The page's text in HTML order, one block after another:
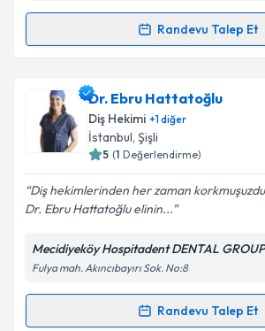
kapsamda işlenmesini kabul
Randevu Talep Et
Randevu Takvimi Talebi
Dt. Yeşim Makzumeiçin randevu
oluşturun. Size bu uzmandan randevu
takvim hazırlandığında e-posta ile
Kişisel verilerimin işlenmesine
Metni'ni okudum ve kişisel
kapsamda işlenmesini kabul
Dr. Ebru Hattatoğlu
Diş Hekimi +1diğer
İstanbul, Şişli
5 (1 Değerlendirme)
Diş hekimlerinden her zaman
Dr. Ebru Hattatoğlu elinin...
Mecidiyeköy Hospitadent DENTAL GROUP
Fulya mah. Akıncıbayırı Sok. No:8
Randevu Talep Et
Randevu Takvimi Talebi